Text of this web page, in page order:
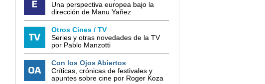
Una perspectiva europea bajo la
dirección de Manu Yañez
Otros Cines / TV
Series y otras novedades de la TV
por Pablo Manzotti
Con los Ojos Abiertos
Críticas, crónicas de festivales y
apuntes sobre cine por Roger Koza